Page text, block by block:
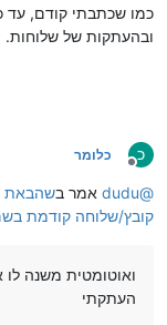
כמו שכתבתי קודם, עד
ובהעתקות של שלוחות.
כ
מנותק
כלומר
@
dudu אמר בשהבאת
קובץ/שלוחה קודמת
ואוטומטית משנה
העתקתי